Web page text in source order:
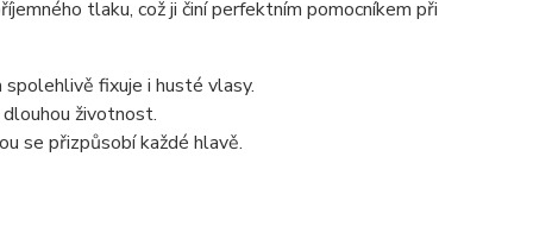
tlaku, což ji činí perfektním pomocníkem při
spolehlivě fixuje i husté vlasy.
životnost.
se přizpůsobí každé hlavě.